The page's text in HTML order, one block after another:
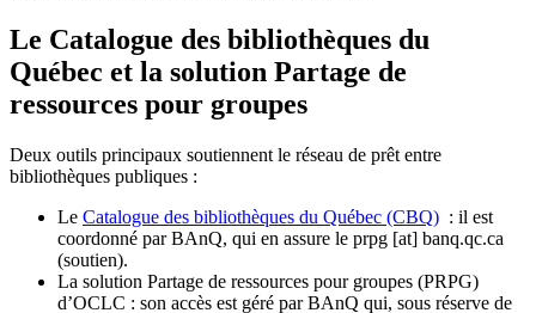
Le Catalogue des bibliothèques du
Québec et la solution Partage de
ressources pour groupes
Deux outils principaux soutiennent le réseau de prêt entre
bibliothèques publiques :
Le Catalogue des bibliothèques du Québec (CBQ) : il est
coordonné par BAnQ, qui en assure le prpg [at] banq.qc.ca
(soutien).
La solution Partage de ressources pour groupes (PRPG)
d’OCLC : son accès est géré par BAnQ qui, sous réserve de